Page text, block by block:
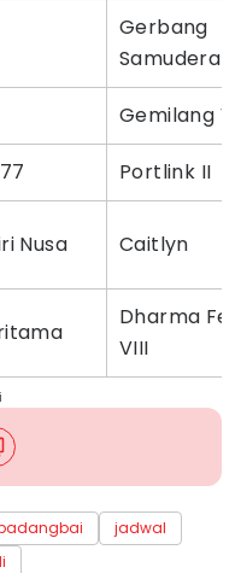
Gerbang
Samudera III
Gemilang
Portlink II
Nusa Caitlyn
Dharma
VIII
jadwal